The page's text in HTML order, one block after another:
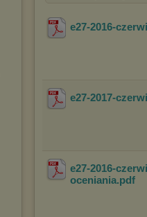
e27-2016-
e27-2017-
e27-2016-
oceniania.pdf